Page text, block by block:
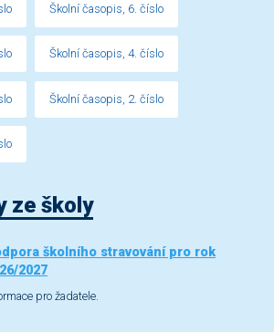
Školní časopis, 6. číslo
Školní časopis, 4. číslo
Školní časopis, 2. číslo
ze školy
školního stravování pro rok
2027
pro žadatele.